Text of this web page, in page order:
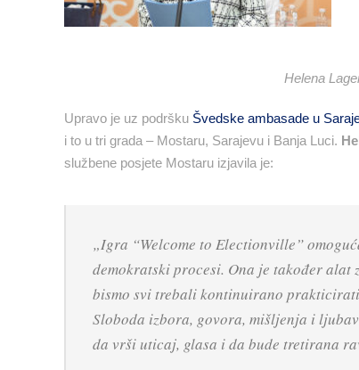
Helena
Upravo je uz podršku Švedske ambasade u
i to u tri grada – Mostaru, Sarajevu i Banja Luci.
službene posjete Mostaru izjavila je:
„Igra “Welcome to Electionville”
demokratski procesi. Ona je također
bismo svi trebali kontinuirano
Sloboda izbora, govora, mišljenja i
da vrši uticaj, glasa i da bude tretirana